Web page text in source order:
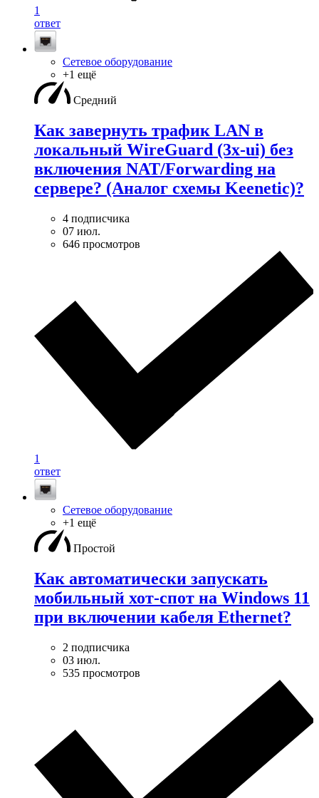
1
ответ
Сетевое оборудование
+1 ещё
Средний
Как завернуть трафик LAN в
локальный WireGuard (3x-ui) без
включения NAT/Forwarding на
сервере? (Аналог схемы Keenetic)?
4 подписчика
07 июл.
646 просмотров
1
ответ
Сетевое оборудование
+1 ещё
Простой
Как автоматически запускать
мобильный хот-спот на Windows 11
при включении кабеля Ethernet?
2 подписчика
03 июл.
535 просмотров